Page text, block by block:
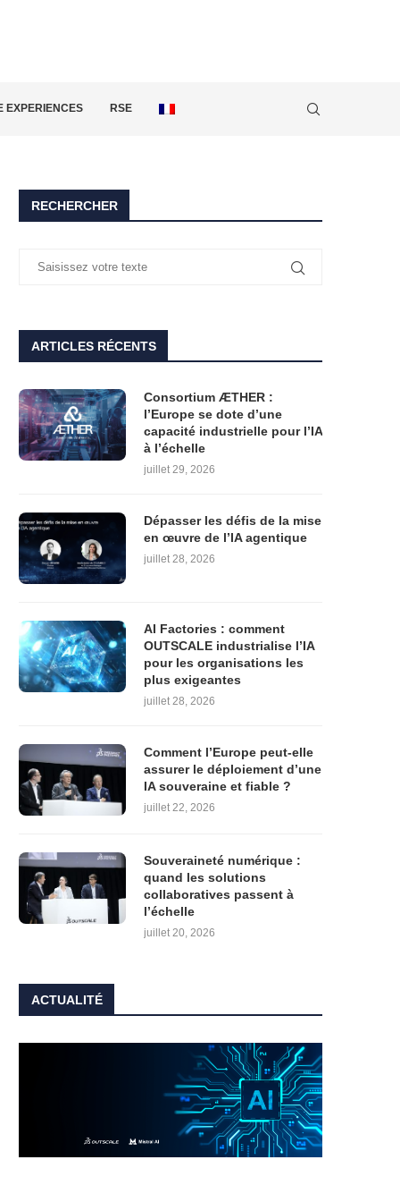
EXPERIENCES RSE
RECHERCHER
ARTICLES RÉCENTS
Consortium ÆTHER :
l’Europe se dote d’une
capacité industrielle pour l’IA
à l’échelle
juillet 29, 2026
Dépasser les défis de la mise
en œuvre de l’IA agentique
juillet 28, 2026
AI Factories : comment
OUTSCALE industrialise l’IA
pour les organisations les
plus exigeantes
juillet 28, 2026
Comment l’Europe peut-elle
assurer le déploiement d’une
IA souveraine et fiable ?
juillet 22, 2026
Souveraineté numérique :
quand les solutions
collaboratives passent à
l’échelle
juillet 20, 2026
ACTUALITÉ